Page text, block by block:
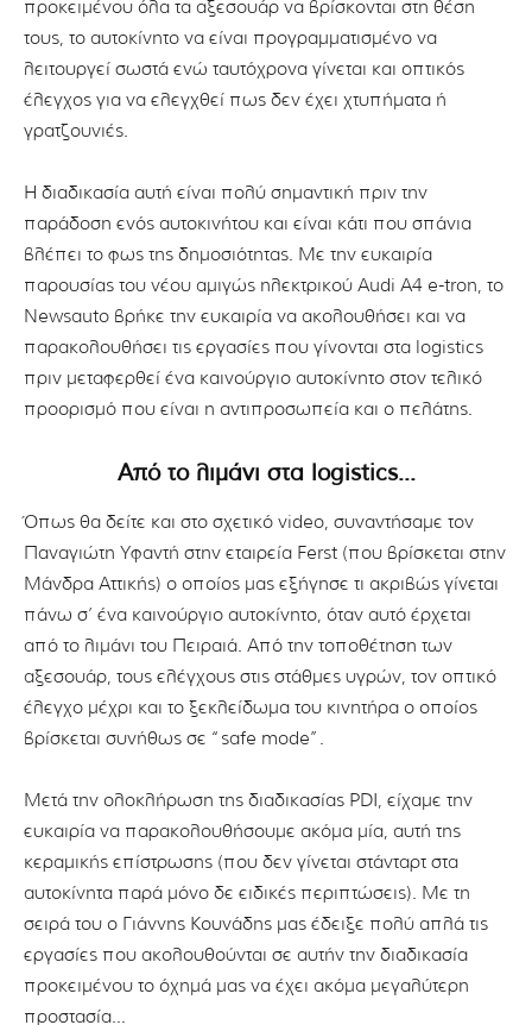
προκειμένου όλα τα αξεσουάρ να βρίσκονται στη θέση
τους, το αυτοκίνητο να είναι προγραμματισμένο να
λειτουργεί σωστά ενώ ταυτόχρονα γίνεται και οπτικός
έλεγχος για να ελεγχθεί πως δεν έχει χτυπήματα ή
γρατζουνιές.
Η διαδικασία αυτή είναι πολύ σημαντική πριν την
παράδοση ενός αυτοκινήτου και είναι κάτι που σπάνια
βλέπει το φως της δημοσιότητας. Με την ευκαιρία
παρουσίας του νέου αμιγώς ηλεκτρικού Audi A4 e-tron, το
Newsauto βρήκε την ευκαιρία να ακολουθήσει και να
παρακολουθήσει τις εργασίες που γίνονται στα logistics
πριν μεταφερθεί ένα καινούργιο αυτοκίνητο στον τελικό
προορισμό που είναι η αντιπροσωπεία και ο πελάτης.
Από το λιμάνι στα logistics…
Όπως θα δείτε και στο σχετικό video, συναντήσαμε τον
Παναγιώτη Υφαντή στην εταιρεία Ferst (που βρίσκεται στην
Μάνδρα Αττικής) ο οποίος μας εξήγησε τι ακριβώς γίνεται
πάνω σ’ ένα καινούργιο αυτοκίνητο, όταν αυτό έρχεται
από το λιμάνι του Πειραιά. Από την τοποθέτηση των
αξεσουάρ, τους ελέγχους στις στάθμες υγρών, τον οπτικό
έλεγχο μέχρι και το ξεκλείδωμα του κινητήρα ο οποίος
βρίσκεται συνήθως σε “safe mode”.
Μετά την ολοκλήρωση της διαδικασίας PDI, είχαμε την
ευκαιρία να παρακολουθήσουμε ακόμα μία, αυτή της
κεραμικής επίστρωσης (που δεν γίνεται στάνταρτ στα
αυτοκίνητα παρά μόνο δε ειδικές περιπτώσεις). Με τη
σειρά του ο Γιάννης Κουνάδης μας έδειξε πολύ απλά τις
εργασίες που ακολουθούνται σε αυτήν την διαδικασία
προκειμένου το όχημά μας να έχει ακόμα μεγαλύτερη
προστασία…